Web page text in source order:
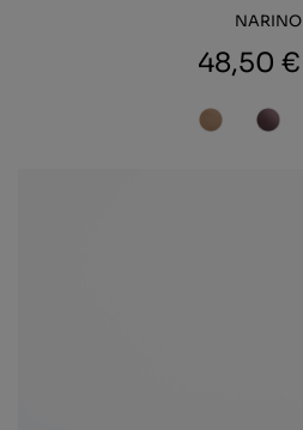
NARINO
48,50 €